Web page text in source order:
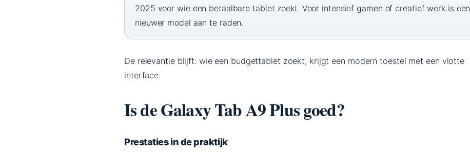
2025 voor wie een betaalbare tablet zoekt. Voor intensief gamen of creatief werk is een
nieuwer model aan te raden.
De relevantie blijft: wie een budgettablet zoekt, krijgt een modern toestel met een vlotte
interface.
Is de Galaxy Tab A9 Plus goed?
Prestaties in de praktijk